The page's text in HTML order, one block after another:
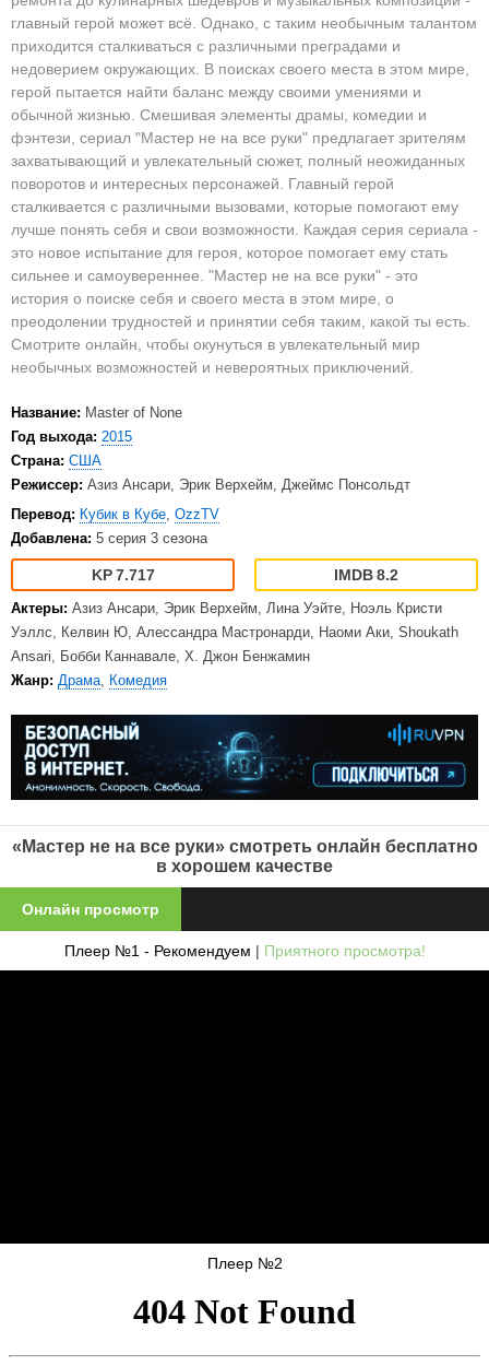
главный герой может всё. Однако, с таким необычным талантом
приходится сталкиваться с различными преградами и
недоверием окружающих. В поисках своего места в этом мире,
герой пытается найти баланс между своими умениями и
обычной жизнью. Смешивая элементы драмы, комедии и
фэнтези, сериал "Мастер не на все руки" предлагает зрителям
захватывающий и увлекательный сюжет, полный неожиданных
поворотов и интересных персонажей. Главный герой
сталкивается с различными вызовами, которые помогают ему
лучше понять себя и свои возможности. Каждая серия сериала -
это новое испытание для героя, которое помогает ему стать
сильнее и самоувереннее. "Мастер не на все руки" - это
история о поиске себя и своего места в этом мире, о
преодолении трудностей и принятии себя таким, какой ты есть.
Смотрите онлайн, чтобы окунуться в увлекательный мир
необычных возможностей и невероятных приключений.
Название: Master of None
Год выхода: 2015
Страна: США
Режиссер: Азиз Ансари, Эрик Верхейм, Джеймс Понсольдт
Перевод: Кубик в Кубе, OzzTV
Добавлена: 5 серия 3 сезона
7.717 8.2
Актеры: Азиз Ансари, Эрик Верхейм, Лина Уэйте, Ноэль Кристи
Уэллс, Келвин Ю, Алессандра Мастронарди, Наоми Аки, Shoukath
Ansari, Бобби Каннавале, Х. Джон Бенжамин
Жанр: Драма, Комедия
«Мастер не на все руки» смотреть онлайн бесплатно
в хорошем качестве
Онлайн просмотр
Плеер №1 - Рекомендуем | Приятного просмотра!
Плеер №2